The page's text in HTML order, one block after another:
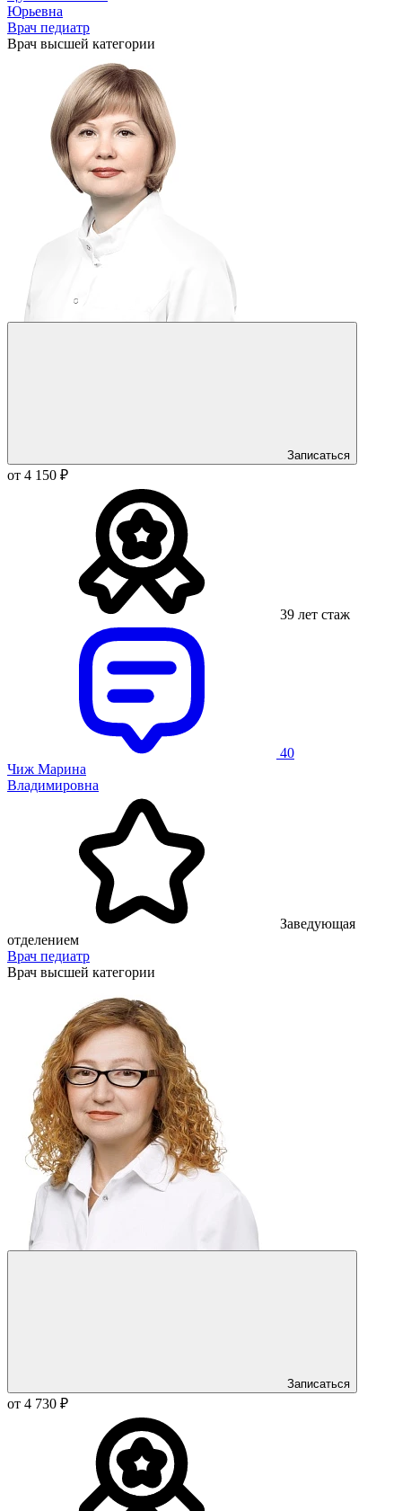
Юрьевна
Врач педиатр
Врач высшей категории
Записаться
от 4 150 ₽
39 лет стаж
40
Чиж Марина
Владимировна
Заведующая
отделением
Врач педиатр
Врач высшей категории
Записаться
от 4 730 ₽